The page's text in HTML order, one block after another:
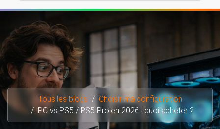
Tous les blogs
Choisir ma configuration
PC vs PS5 / PS5 Pro en 2026 : quoi acheter ?